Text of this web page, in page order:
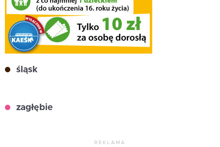
śląsk
zagłębie
REKLAMA